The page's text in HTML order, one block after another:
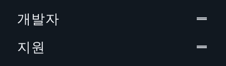
개발자
지원